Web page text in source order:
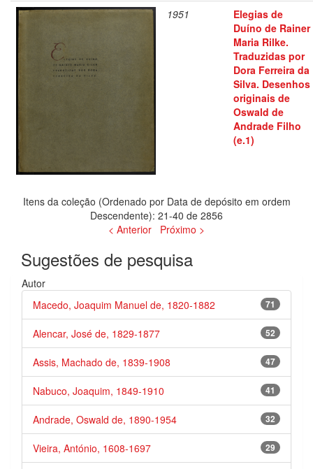
1951
Elegias de
Duíno de Rainer
Maria Rilke.
Traduzidas por
Dora Ferreira da
Silva. Desenhos
originais de
Oswald de
Andrade Filho
(e.1)
Itens da coleção (Ordenado por Data de depósito em ordem
Descendente): 21-40 de 2856
< Anterior
Próximo >
Sugestões de pesquisa
Autor
71
Macedo, Joaquim Manuel de, 1820-1882
52
Alencar, José de, 1829-1877
47
Assis, Machado de, 1839-1908
41
Nabuco, Joaquim, 1849-1910
32
Andrade, Oswald de, 1890-1954
29
Vieira, António, 1608-1697